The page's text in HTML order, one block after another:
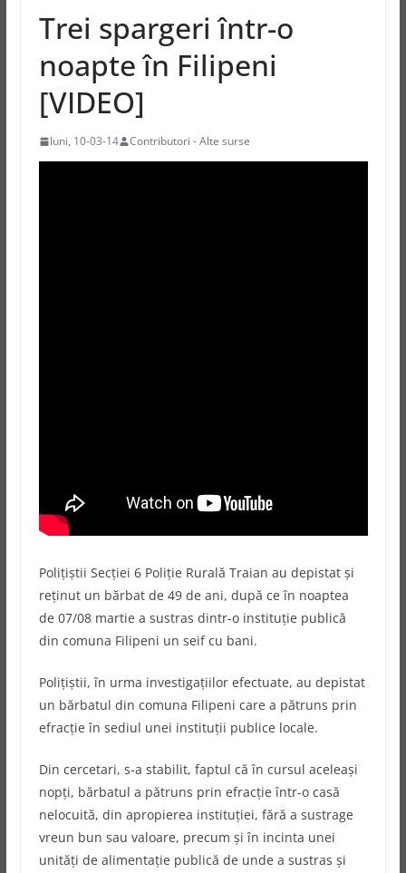
Trei spargeri într-o
noapte în Filipeni
[VIDEO]
luni, 10-03-14 Contributori - Alte surse
Poliţiştii Secției 6 Poliție Rurală Traian au depistat și
reținut un bărbat de 49 de ani, după ce în noaptea
de 07/08 martie a sustras dintr-o instituție publică
din comuna Filipeni un seif cu bani.
Poliţiştii, în urma investigațiilor efectuate, au depistat
un bărbatul din comuna Filipeni care a pătruns prin
efracţie în sediul unei instituții publice locale.
Din cercetari, s-a stabilit, faptul că în cursul aceleași
nopți, bărbatul a pătruns prin efracție într-o casă
nelocuită, din apropierea instituției, fără a sustrage
vreun bun sau valoare, precum și în incinta unei
unități de alimentație publică de unde a sustras și